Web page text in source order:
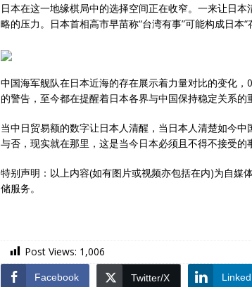
日本在这一地缘棋局中的选择空间正在收窄。一来让日
略的压力。日本首相高市早苗称“台湾有事”可能构成日本
中国海军舰队在日本近海的存在展示着力量对比的变化
的警告，至今都在提醒着日本各界与中国保持稳定关系的
当中日贸易额的数字让日本人清醒，当日本人清楚如今
与否，现实就在那里，这是当今日本必须且不得不接受的
特别声明：以上内容(如有图片或视频亦包括在内)为自媒
储服务。
Post Views: 1,006
Facebook Twitter/X